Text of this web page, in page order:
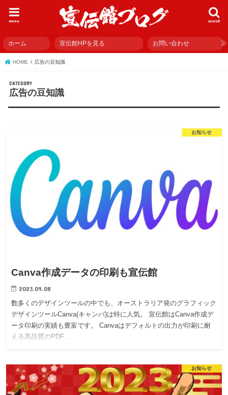
search
menu
ホーム 宣伝館HPを見る お問い合わせ
HOME 広告の豆知識
広告の豆知識
お知らせ
Canva作成データの印刷も宣伝館
2023.09.08
数多くのデザインツールの中でも、オーストラリア発のグラフィック
デザインツールCanva(キャンバ)は特に人気。 宣伝館はCanva作成デ
ータ印刷の実績も豊富です。 Canvaはデフォルトの出力が印刷に耐
える高品質のPDF…
お知らせ